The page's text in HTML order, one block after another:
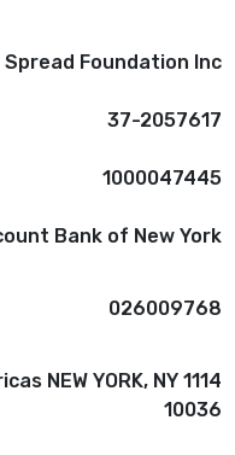
Foundation Inc.
37-2057617
1000047445
Bank of New York
026009768
NEW YORK, NY
10036